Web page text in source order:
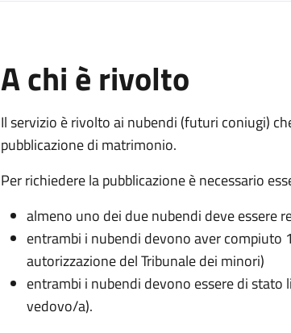
A chi è rivolto
Il servizio è rivolto ai nubendi (futuri coniugi)
pubblicazione di matrimonio.
Per richiedere la pubblicazione è necessario
almeno uno dei due nubendi deve essere
entrambi i nubendi devono aver compiuto
autorizzazione del Tribunale dei minori)
entrambi i nubendi devono essere di
vedovo/a).